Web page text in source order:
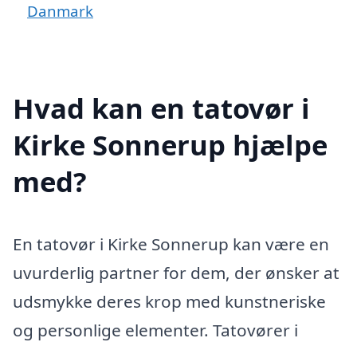
Danmark
Hvad kan en tatovør i
Kirke Sonnerup hjælpe
med?
En tatovør i Kirke Sonnerup kan være en
uvurderlig partner for dem, der ønsker at
udsmykke deres krop med kunstneriske
og personlige elementer. Tatovører i